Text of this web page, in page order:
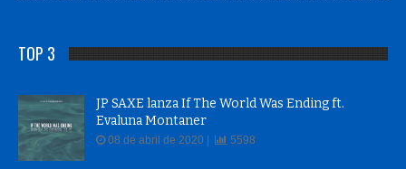
TOP 3
JP SAXE lanza If The World Was Ending ft.
Evaluna Montaner
08 de abril de 2020 | 5598